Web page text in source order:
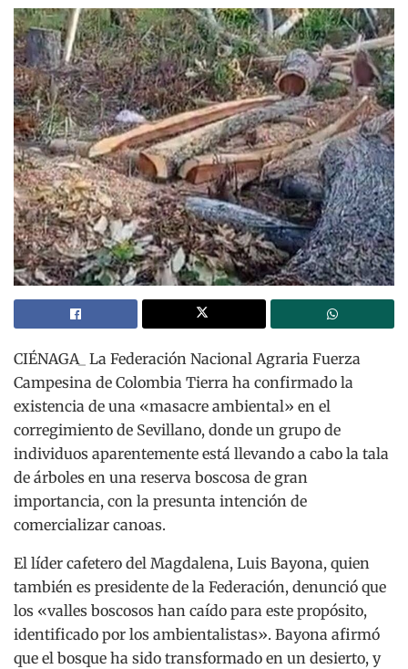
CIÉNAGA_ La Federación Nacional Agraria Fuerza
Campesina de Colombia Tierra ha confirmado la
existencia de una «masacre ambiental» en el
corregimiento de Sevillano, donde un grupo de
individuos aparentemente está llevando a cabo la tala
de árboles en una reserva boscosa de gran
importancia, con la presunta intención de
comercializar canoas.
El líder cafetero del Magdalena, Luis Bayona, quien
también es presidente de la Federación, denunció que
los «valles boscosos han caído para este propósito,
identificado por los ambientalistas». Bayona afirmó
que el bosque ha sido transformado en un desierto, y